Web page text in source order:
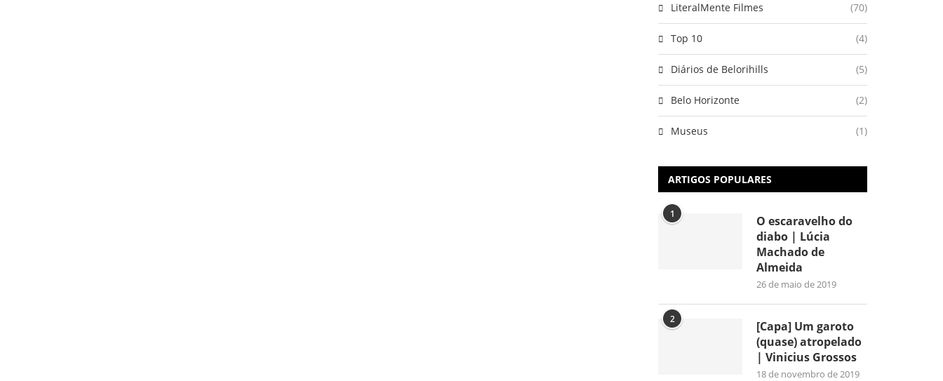
LiteralMente Filmes (70)
Top 10 (4)
Diários de Belorihills (5)
Belo Horizonte (2)
Museus (1)
ARTIGOS POPULARES
1
O escaravelho do
diabo | Lúcia
Machado de
Almeida
26 de maio de 2019
2
[Capa] Um garoto
(quase) atropelado
| Vinicius Grossos
18 de novembro de 2019